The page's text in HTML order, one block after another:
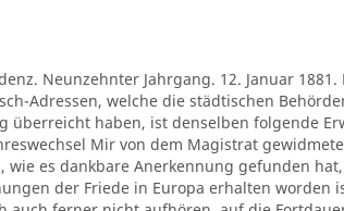
Neunzehnter Jahrgang. 12. Januar 1881.
Adressen, welche die städtischen
überreicht haben, ist denselben folgende
Mir von dem Magistrat
wie es dankbare Anerkennung gefunden
der Friede in Europa erhalten worden